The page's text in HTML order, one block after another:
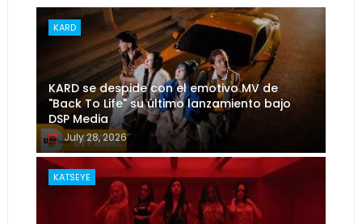
KARD
KARD se despide con el emotivo MV de
"Back To Life" su último lanzamiento bajo
DSP Media
July 28, 2026
KATSEYE